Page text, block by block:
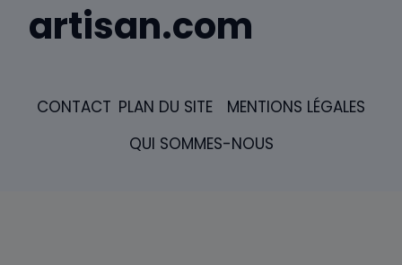
artisan.com
CONTACT PLAN DU SITE
MENTIONS LÉGALES
QUI SOMMES-NOUS